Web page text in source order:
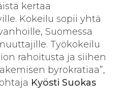
kertaa
Kokeilu sopii yhtä
Suomessa
Työkokeilu
rahoitusta ja siihen
byrokratiaa”,
Kyösti Suokas